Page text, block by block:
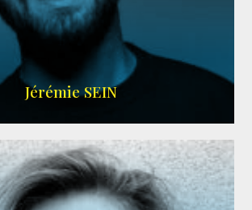
MEMBRE ARDA
Jérémie SEIN